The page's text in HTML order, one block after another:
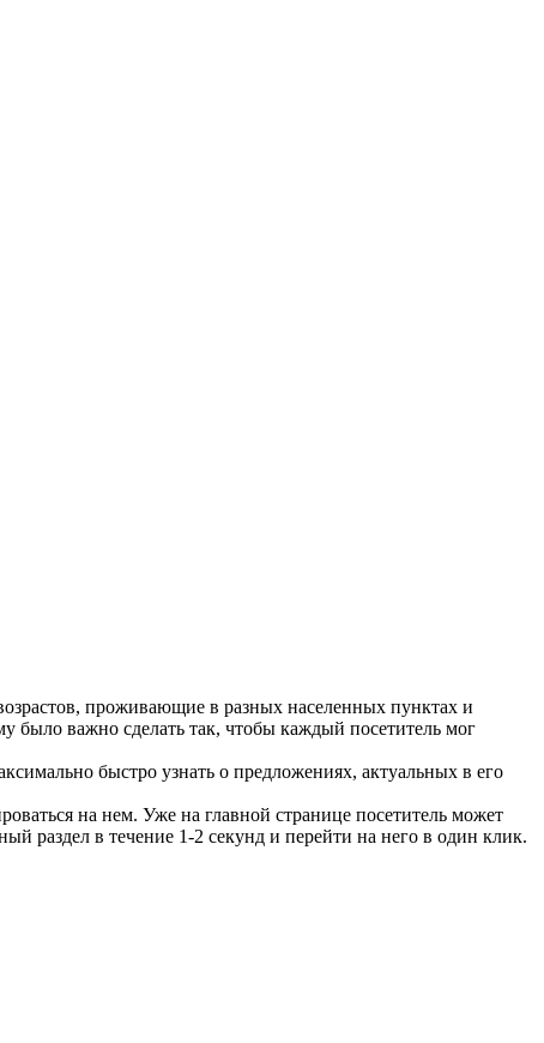
проживающие в разных населенных пунктах и
важно сделать так, чтобы каждый посетитель мог
быстро узнать о предложениях, актуальных в его
на нем. Уже на главной странице посетитель может
раздел в течение 1-2 секунд и перейти на него в один клик.